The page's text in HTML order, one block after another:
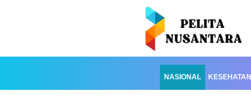
NASIONAL KESEHATAN